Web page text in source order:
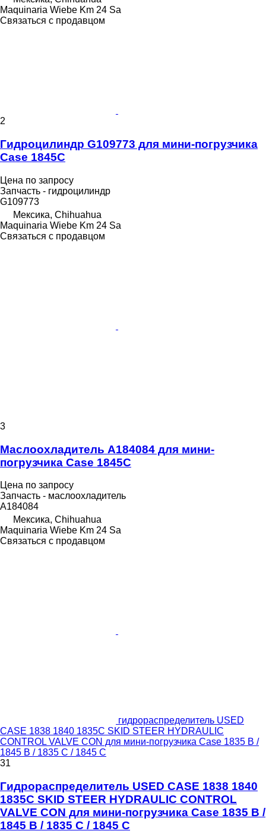
Maquinaria Wiebe Km 24 Sa
Связаться с продавцом
2
Гидроцилиндр G109773 для мини-погрузчика
Case 1845C
Цена по запросу
Запчасть - гидроцилиндр
G109773
Мексика, Chihuahua
Maquinaria Wiebe Km 24 Sa
Связаться с продавцом
3
Маслоохладитель A184084 для мини-
погрузчика Case 1845C
Цена по запросу
Запчасть - маслоохладитель
A184084
Мексика, Chihuahua
Maquinaria Wiebe Km 24 Sa
Связаться с продавцом
гидрораспределитель USED
CASE 1838 1840 1835C SKID STEER HYDRAULIC
CONTROL VALVE CON для мини-погрузчика Case 1835 B /
1845 B / 1835 C / 1845 C
31
Гидрораспределитель USED CASE 1838 1840
1835C SKID STEER HYDRAULIC CONTROL
VALVE CON для мини-погрузчика Case 1835 B /
1845 B / 1835 C / 1845 C